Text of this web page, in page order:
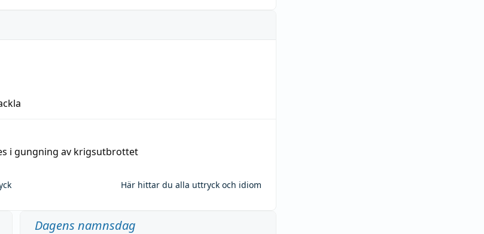
i gungning av krigsutbrottet
Här hittar du alla uttryck och idiom
Dagens namnsdag